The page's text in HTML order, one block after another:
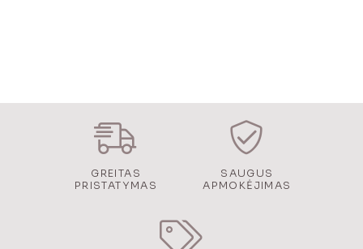
GREITAS
PRISTATYMAS
SAUGUS
APMOKĖJIMAS